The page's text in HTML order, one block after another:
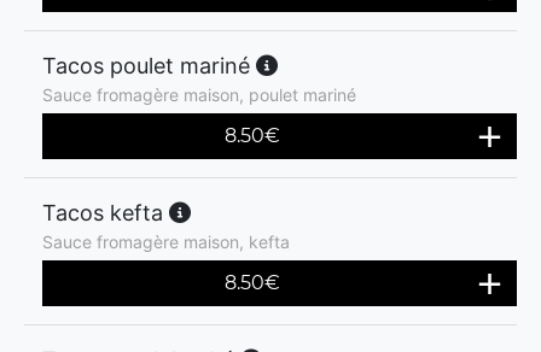
Tacos poulet mariné
Sauce fromagère maison, poulet mariné
8.50€
Tacos kefta
Sauce fromagère maison, kefta
8.50€